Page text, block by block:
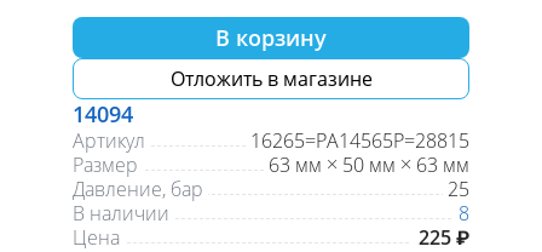
В корзину
Отложить в магазине
14094
Артикул
16265=PA14565P=28815
Размер
63 мм × 50 мм × 63 мм
Давление, бар
25
В наличии
8
Цена
225 ₽